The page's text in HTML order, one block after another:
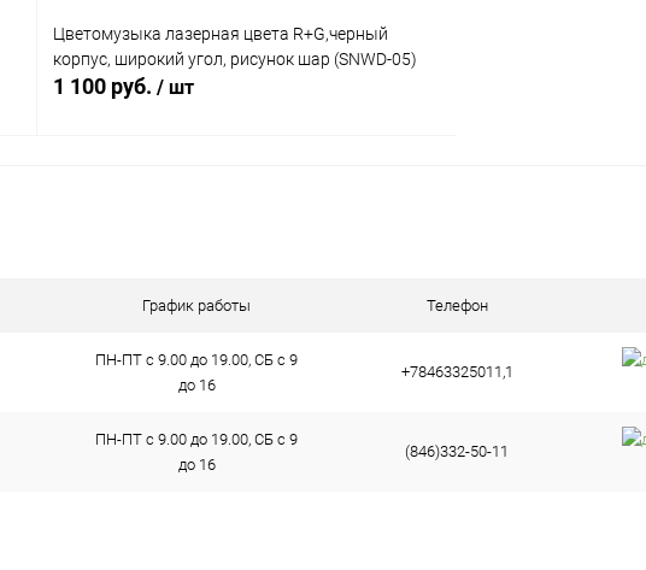
Цветомузыка лазерная цвета R+G,черный
корпус, широкий угол, рисунок шар (SNWD-05)
1 100 руб. / шт
График работы Телефон
ПН-ПТ с 9.00 до 19.00, СБ с 9
до 16
+78463325011,1
ПН-ПТ с 9.00 до 19.00, СБ с 9
до 16
(846)332-50-11